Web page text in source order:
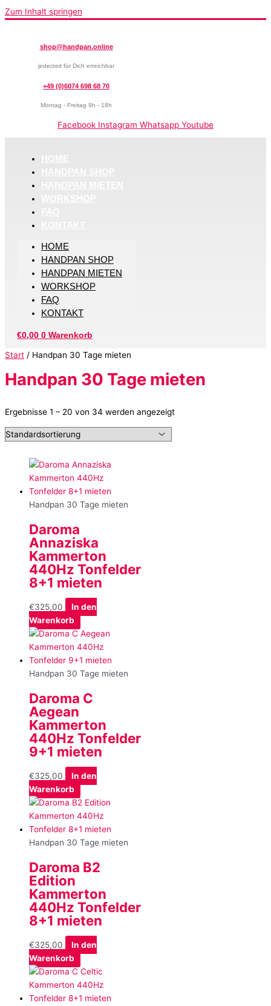
Zum Inhalt springen
shop@handpan.online
jederzeit für Dich erreichbar
+49 (0)6074 698 68 70
Montag - Freitag 9h - 18h
Facebook Instagram Whatsapp Youtube
HOME
HANDPAN SHOP
HANDPAN MIETEN
WORKSHOP
FAQ
KONTAKT
€0,00 0 Warenkorb
Start / Handpan 30 Tage mieten
Handpan 30 Tage mieten
Ergebnisse 1 – 20 von 34 werden angezeigt
Handpan 30 Tage mieten
Daroma
Annaziska
Kammerton
440Hz Tonfelder
8+1 mieten
€325,00
In den
Warenkorb
Handpan 30 Tage mieten
Daroma C
Aegean
Kammerton
440Hz Tonfelder
9+1 mieten
€325,00
In den
Warenkorb
Handpan 30 Tage mieten
Daroma B2
Edition
Kammerton
440Hz Tonfelder
8+1 mieten
€325,00
In den
Warenkorb